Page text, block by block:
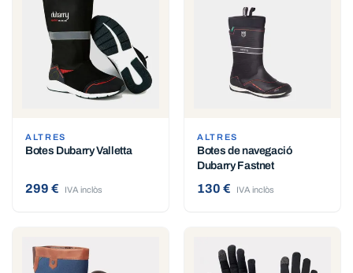
ALTRES
Botes Dubarry Valletta
299 € IVA inclòs
ALTRES
Botes de navegació
Dubarry Fastnet
130 € IVA inclòs